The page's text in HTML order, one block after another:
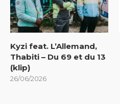
Kyzi feat. L’Allemand,
Thabiti – Du 69 et du 13
(klip)
26/06/2026